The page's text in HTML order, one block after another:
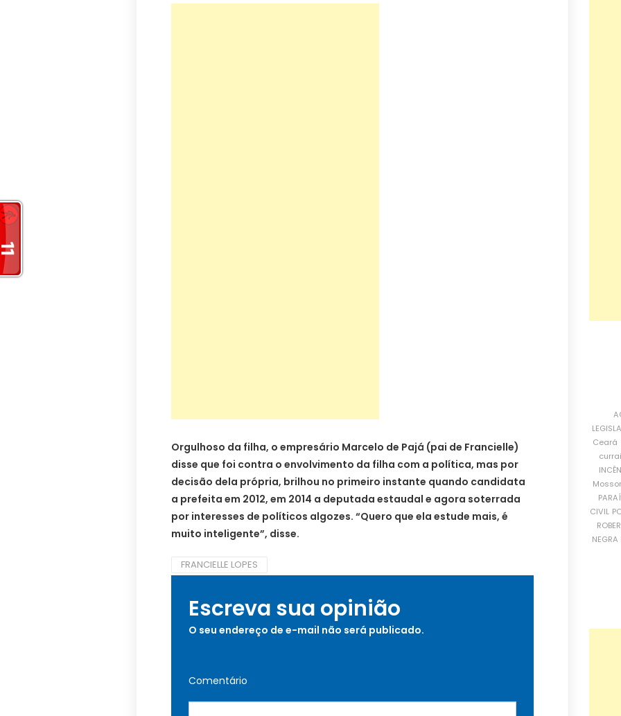
Orgulhoso da filha, o empresário Marcelo de Pajá (pai de Francielle)
disse que foi contra o envolvimento da filha com a política, mas por
decisão dela própria, brilhou no primeiro instante quando candidata
a prefeita em 2012, em 2014 a deputada estaudal e agora soterrada
por interesses de políticos algozes. “Quero que ela estude mais, é
muito inteligente”, disse.
FRANCIELLE LOPES
Escreva sua opinião
O seu endereço de e-mail não será publicado.
Comentário
Ceará
CIVIL
NEGRA